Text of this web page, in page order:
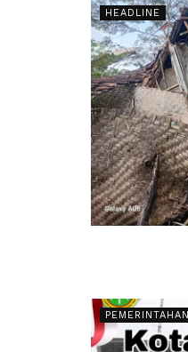
HEADLINE
PEMERINTAHAN